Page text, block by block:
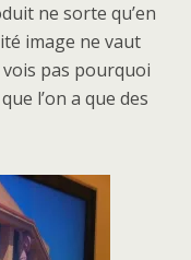
ne sorte qu’en
image ne vaut
vois pas pourquoi
l’on a que des